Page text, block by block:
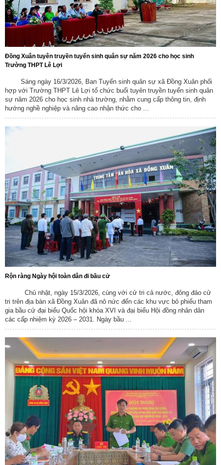
Đồng Xuân tuyên truyền tuyển sinh quân sự năm 2026 cho học sinh
Trường THPT Lê Lợi
Sáng ngày 16/3/2026, Ban Tuyển sinh quân sự xã Đồng Xuân phối
hợp với Trường THPT Lê Lợi tổ chức buổi tuyên truyền tuyển sinh quân
sự năm 2026 cho học sinh nhà trường, nhằm cung cấp thông tin, định
hướng nghề nghiệp và nâng cao nhận thức cho ...
Rộn ràng Ngày hội toàn dân đi bầu cử
Chủ nhật, ngày 15/3/2026, cùng với cử tri cả nước, đông đảo cử
tri trên địa bàn xã Đồng Xuân đã nô nức đến các khu vực bỏ phiếu tham
gia bầu cử đại biểu Quốc hội khóa XVI và đại biểu Hội đồng nhân dân
các cấp nhiệm kỳ 2026 – 2031. Ngày bầu ...